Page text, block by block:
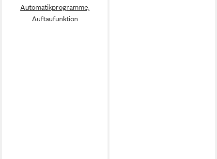
Automatikprogramme,
Auftaufunktion